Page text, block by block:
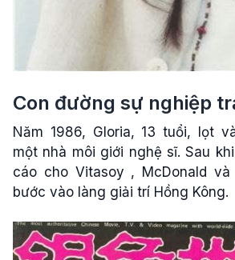
Con đường sự nghiệp
Năm 1986, Gloria, 13 tuổi, lọt
một nhà môi giới nghệ sĩ. Sau
cáo cho Vitasoy , McDonald
bước vào làng giải trí Hồng Kông.